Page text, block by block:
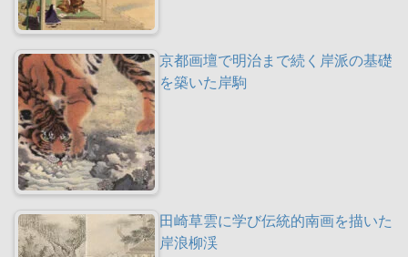
京都画壇で明治まで続く岸派の基礎
を築いた岸駒
田崎草雲に学び伝統的南画を描いた
岸浪柳渓